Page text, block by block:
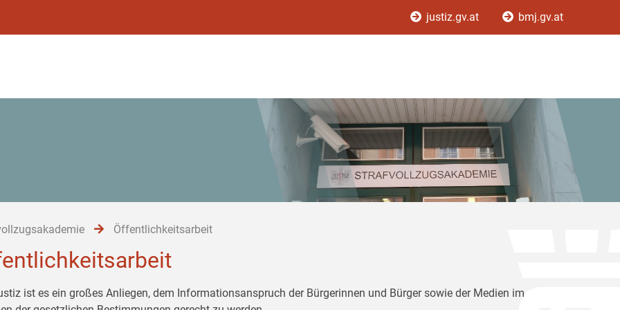
justiz.gv.at bmj.gv.at
Öffentlichkeitsarbeit
ist es ein großes Anliegen, dem Informationsanspruch der Bürgerinnen und Bürger sowie der Medien im